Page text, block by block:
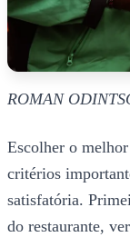
ROMAN
Escolher o
critérios
satisfatória.
do restaurante,